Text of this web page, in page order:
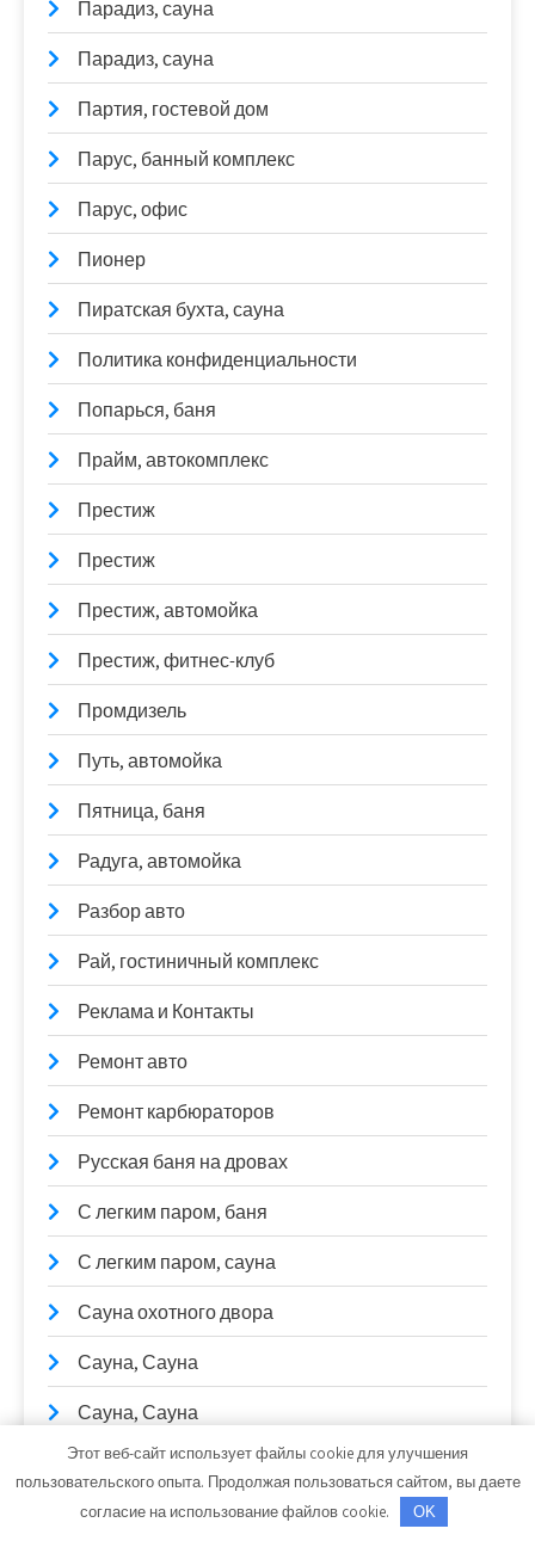
Парадиз, сауна
Парадиз, сауна
Партия, гостевой дом
Парус, банный комплекс
Парус, офис
Пионер
Пиратская бухта, сауна
Политика конфиденциальности
Попарься, баня
Прайм, автокомплекс
Престиж
Престиж
Престиж, автомойка
Престиж, фитнес-клуб
Промдизель
Путь, автомойка
Пятница, баня
Радуга, автомойка
Разбор авто
Рай, гостиничный комплекс
Реклама и Контакты
Ремонт авто
Ремонт карбюраторов
Русская баня на дровах
С легким паром, баня
С легким паром, сауна
Сауна охотного двора
Сауна, Сауна
Сауна, Сауна
Сауна, Сауна
Сварочные работы
Этот веб-сайт использует файлы cookie для улучшения
пользовательского опыта. Продолжая пользоваться сайтом, вы даете
согласие на использование файлов cookie.
OK